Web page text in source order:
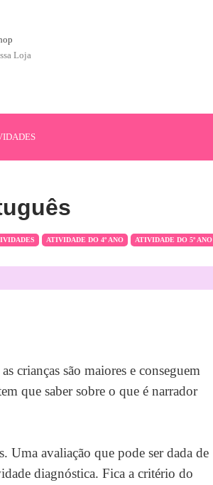
Loja
ATIVIDADE DO 4º ANO ATIVIDADE DO 5º ANO
crianças são maiores e conseguem
que saber sobre o que é narrador
Uma avaliação que pode ser dada de
diagnóstica. Fica a critério do